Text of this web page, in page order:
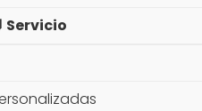
Servicio